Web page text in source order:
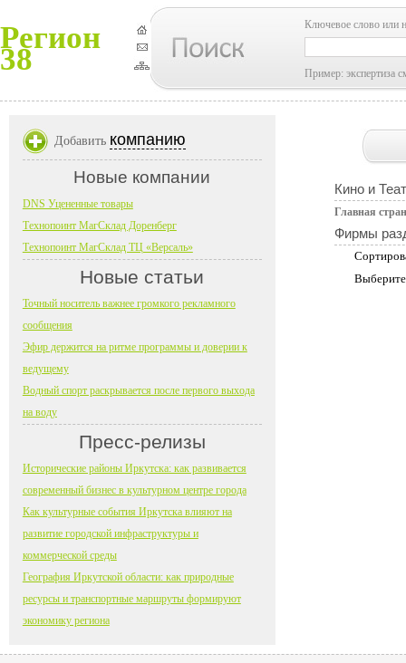
Регион
38
Ключевое слово или
Пример: экспертиза
Кино и
Главная
Фирмы
Добавить компанию
Новые компании
DNS Уцененные товары
Технопоинт МагСклад Доренберг
Технопоинт МагСклад ТЦ «Версаль»
Новые статьи
Точный носитель важнее громкого рекламного
сообщения
Эфир держится на ритме программы и доверии к
ведущему
Водный спорт раскрывается после первого выхода
на воду
Пресс-релизы
Исторические районы Иркутска: как развивается
современный бизнес в культурном центре города
Как культурные события Иркутска влияют на
развитие городской инфраструктуры и
коммерческой среды
География Иркутской области: как природные
ресурсы и транспортные маршруты формируют
экономику региона